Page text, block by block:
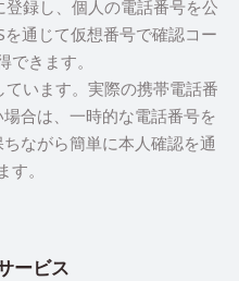
録し、個人の電話番号を公
通じて仮想番号で確認コー
できます。
います。実際の携帯電話番
合は、一時的な電話番号を
ながら簡単に本人確認を通
す。
ービス